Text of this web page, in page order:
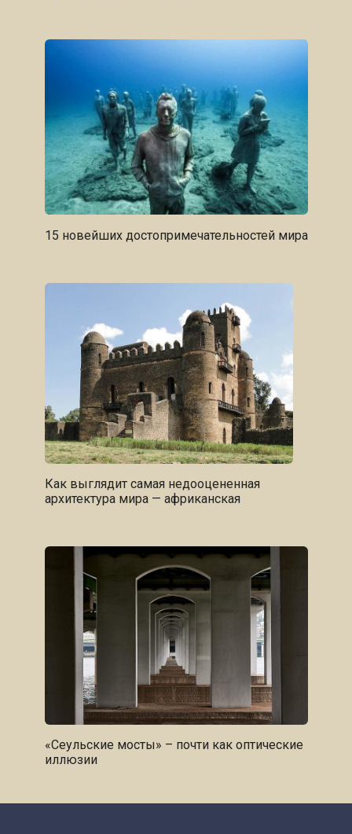
15 новейших достопримечательностей мира
Как выглядит самая недооцененная
архитектура мира — африканская
«Сеульские мосты» – почти как оптические
иллюзии